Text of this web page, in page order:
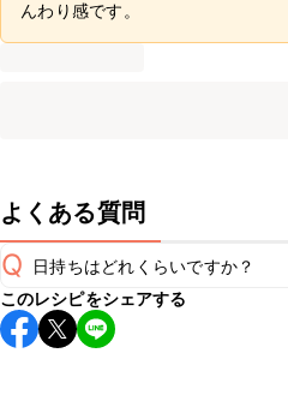
んわり感です。
よくある質問
Q 日持ちはどれくらいですか？
保存期間は常温で2~3日が目安で
し上がりください。
このレシピをシェアする